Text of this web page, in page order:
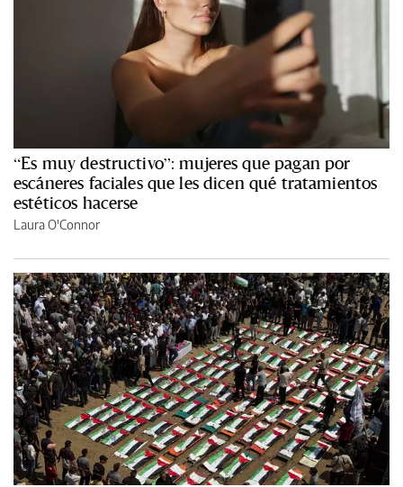
“Es muy destructivo”: mujeres que pagan por
escáneres faciales que les dicen qué tratamientos
estéticos hacerse
Laura O'Connor